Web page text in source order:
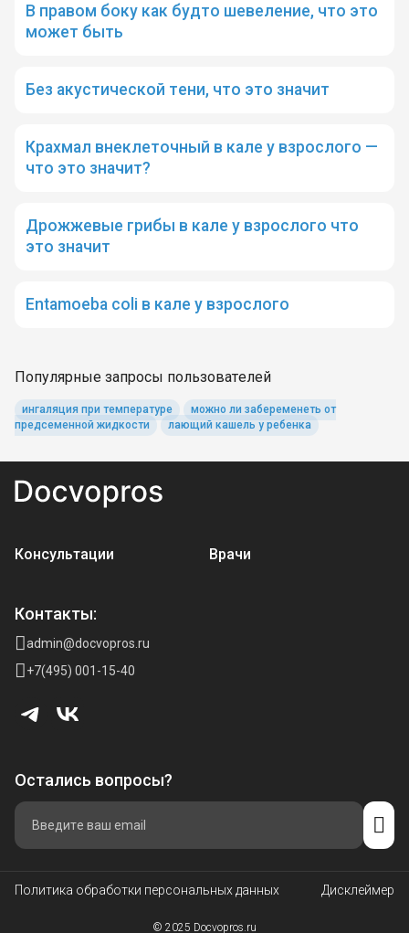
В правом боку как будто шевеление, что это
может быть
Без акустической тени, что это значит
Крахмал внеклеточный в кале у взрослого —
что это значит?
Дрожжевые грибы в кале у взрослого что
это значит
Entamoeba coli в кале у взрослого
Популярные запросы пользователей
ингаляция при температуре
можно ли забеременеть от
предсеменной жидкости
лающий кашель у ребенка
Консультации Врачи
Контакты:
admin@docvopros.ru
+7(495) 001-15-40
Остались вопросы?
Политика обработки персональных данных Дисклеймер
© 2025 Docvopros.ru